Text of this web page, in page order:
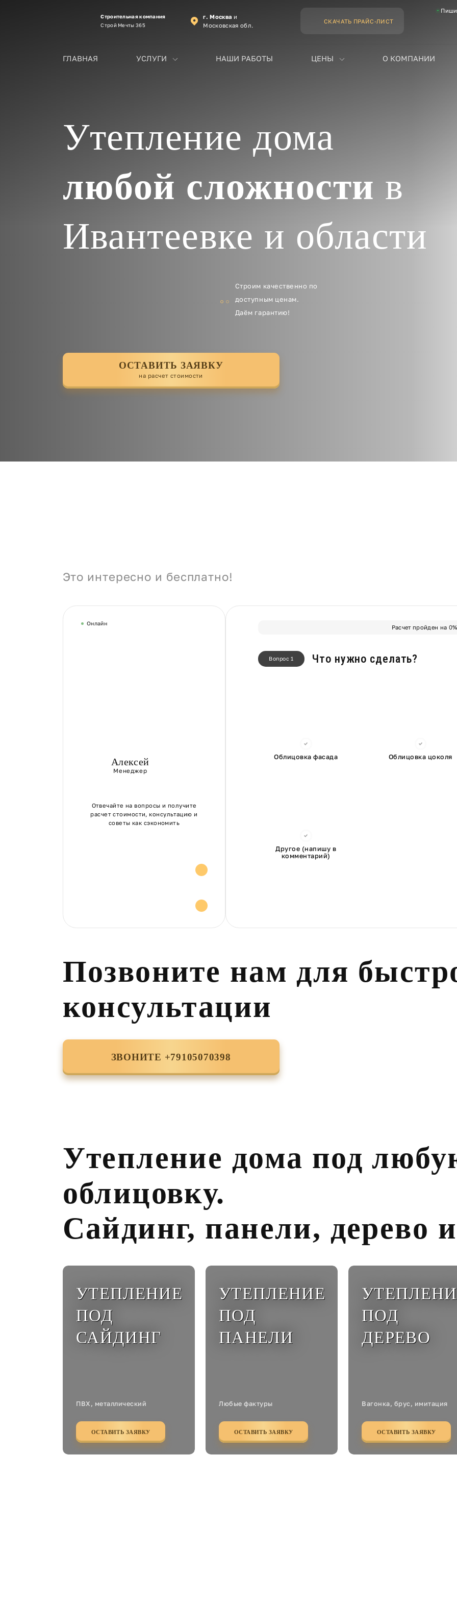
Строительная компания
Строй Мечты 365
г. Москва и
Московская обл.
СКАЧАТЬ ПРАЙС-ЛИСТ
ГЛАВНАЯ УСЛУГИ НАШИ РАБОТЫ ЦЕНЫ О КОМПАНИИ
Утепление дома
любой сложности в
Ивантеевке и области
Строим качественно по
доступным ценам.
Даём гарантию!
ОСТАВИТЬ ЗАЯВКУ
на расчет стоимости
Это интересно и бесплатно!
Расчет пройден на 0%
Вопрос 1 Что нужно сделать?
Облицовка фасада Облицовка цоколя
Другое (напишу в
комментарий)
Онлайн
Алексей
Менеджер
Отвечайте на вопросы и получите
расчет стоимости, консультацию и
советы как сэкономить
Позвоните нам для
консультации
ЗВОНИТЕ +79105070398
Утепление дома под
облицовку.
Сайдинг, панели, дерево
УТЕПЛЕНИЕ
ПОД
САЙДИНГ
ПВХ, металлический
ОСТАВИТЬ ЗАЯВКУ
УТЕПЛЕНИЕ
ПОД
ПАНЕЛИ
Любые фактуры
ОСТАВИТЬ ЗАЯВКУ
ПОД
ДЕРЕВО
Вагонка, брус, имитация
ОСТАВИТЬ ЗАЯВКУ